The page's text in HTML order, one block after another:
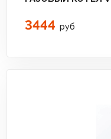
3444 руб